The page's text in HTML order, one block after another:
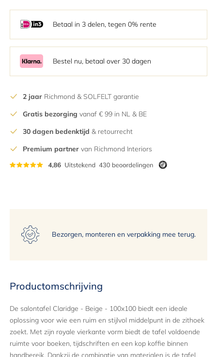
3
5
7
10
11
14
Betaal in 3 delen, tegen 0% rente
Bestel nu, betaal over 30 dagen
2 jaar Richmond & SOLFELT garantie
Gratis bezorging vanaf € 99 in NL & BE
30 dagen bedenktijd & retourrecht
Premium partner van Richmond Interiors
Bezorgen, monteren en verpakking mee terug.
Productomschrijving
De salontafel Claridge - Beige - 100x100 biedt een ideale
oplossing voor wie een ruim en stijlvol middelpunt in de zithoek
zoekt. Met zijn royale vierkante vorm biedt de tafel voldoende
ruimte voor boeken, tijdschriften en een kop koffie binnen
handbereik. Dankzij de combinatie van materialen is de tafel